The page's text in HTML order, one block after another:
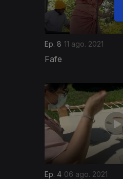
Ep. 8 11 ago. 2021
Fafe
Ep. 4 06 ago. 2021
561220